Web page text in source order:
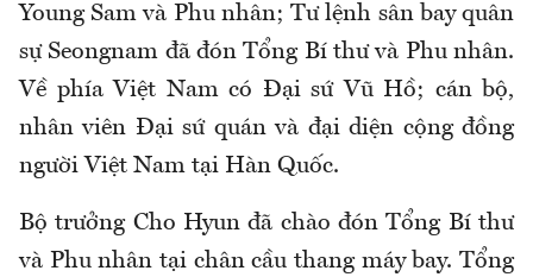
Young Sam và Phu nhân; Tư lệnh sân bay quân
sự Seongnam đã đón Tổng Bí thư và Phu nhân.
Về phía Việt Nam có Đại sứ Vũ Hồ; cán bộ,
nhân viên Đại sứ quán và đại diện cộng đồng
người Việt Nam tại Hàn Quốc.
Bộ trưởng Cho Hyun đã chào đón Tổng Bí thư
và Phu nhân tại chân cầu thang máy bay. Tổng